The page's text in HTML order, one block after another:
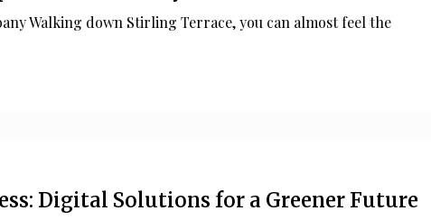
Walking down Stirling Terrace, you can almost feel the
Digital Solutions for a Greener Future